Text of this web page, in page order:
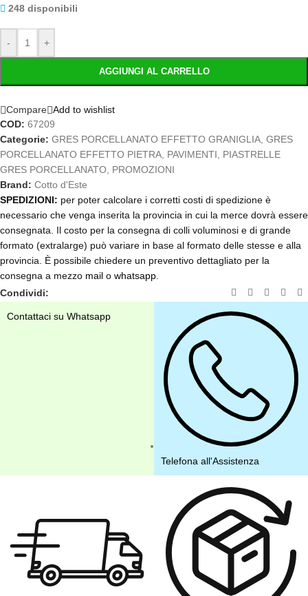
248 disponibili
- +
AGGIUNGI AL CARRELLO
Compare Add to wishlist
COD: 67209
Categorie: GRES PORCELLANATO EFFETTO GRANIGLIA GRES
PORCELLANATO EFFETTO PIETRA PAVIMENTI
PIASTRELLE
GRES PORCELLANATO PROMOZIONI
Brand: Cotto d'Este
SPEDIZIONI: per poter calcolare i corretti costi di spedizione è
necessario che venga inserita la provincia in cui la merce dovrà essere
consegnata. Il costo per la consegna di colli voluminosi e di grande
formato (extralarge) può variare in base al formato delle stesse e alla
provincia. È possibile chiedere un preventivo dettagliato per la
consegna a mezzo mail o whatsapp
Condividi:
Contattaci su Whatsapp
Telefona all'Assistenza